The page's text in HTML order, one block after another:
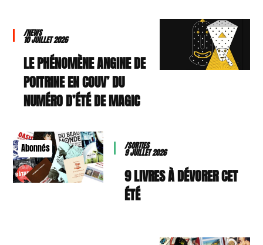
/NEWS
10 JUILLET 2026
LE PHÉNOMÈNE ANGINE DE
POITRINE EN COUV’ DU
NUMÉRO D’ÉTÉ DE MAGIC
Abonnés /SORTIES
9 JUILLET 2026
9 LIVRES À DÉVORER CET
ÉTÉ